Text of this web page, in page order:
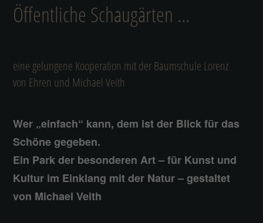
Öffentliche Schaugärten …
eine gelungene Kooperation mit der Baumschule Lorenz
von Ehren und Michael Veith
Wer „einfach“ kann, dem ist der Blick für das
Schöne gegeben.
Ein Park der besonderen Art – für Kunst und
Kultur im Einklang mit der Natur – gestaltet
von Michael Veith